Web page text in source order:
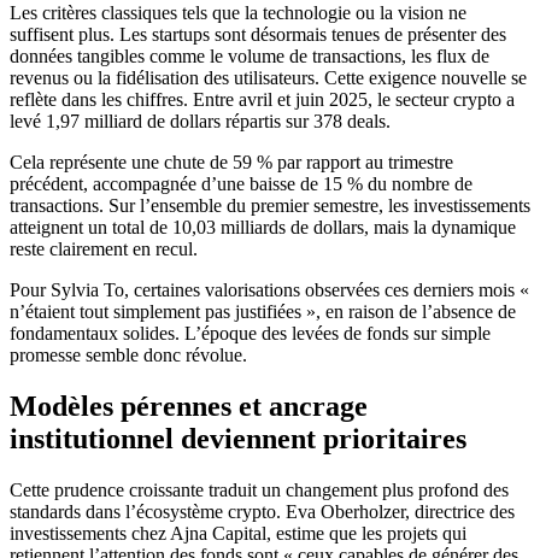
Les critères classiques tels que la technologie ou la vision ne
suffisent plus. Les startups sont désormais tenues de présenter des
données tangibles comme le volume de transactions, les flux de
revenus ou la fidélisation des utilisateurs. Cette exigence nouvelle se
reflète dans les chiffres. Entre avril et juin 2025, le secteur crypto a
levé 1,97 milliard de dollars répartis sur 378 deals.
Cela représente une chute de 59 % par rapport au trimestre
précédent, accompagnée d’une baisse de 15 % du nombre de
transactions. Sur l’ensemble du premier semestre, les investissements
atteignent un total de 10,03 milliards de dollars, mais la dynamique
reste clairement en recul.
Pour Sylvia To, certaines valorisations observées ces derniers mois «
n’étaient tout simplement pas justifiées », en raison de l’absence de
fondamentaux solides. L’époque des levées de fonds sur simple
promesse semble donc révolue.
Modèles pérennes et ancrage
institutionnel deviennent prioritaires
Cette prudence croissante traduit un changement plus profond des
standards dans l’écosystème crypto. Eva Oberholzer, directrice des
investissements chez Ajna Capital, estime que les projets qui